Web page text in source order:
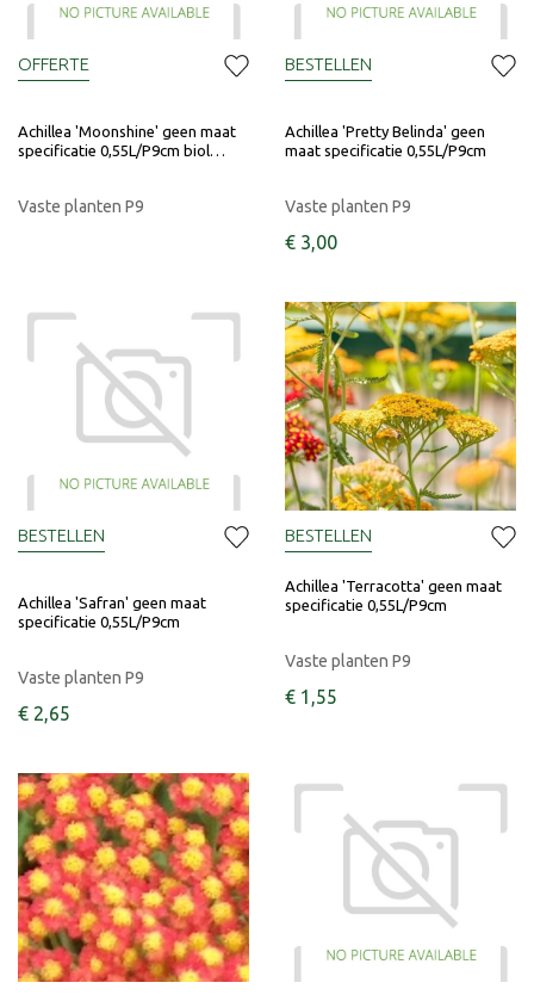
Achillea 'Moonshine' geen maat
specificatie 0,55L/P9cm biol…
Vaste planten P9
OFFERTE
Achillea 'Pretty Belinda' geen
maat specificatie 0,55L/P9cm
Vaste planten P9
€ 3,00
BESTELLEN
Achillea 'Safran' geen maat
specificatie 0,55L/P9cm
Vaste planten P9
€ 2,65
BESTELLEN
Achillea 'Terracotta' geen maat
specificatie 0,55L/P9cm
Vaste planten P9
€ 1 ,55
BESTELLEN